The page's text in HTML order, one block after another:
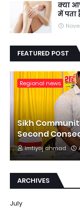
क्या
में पता
FEATURED POST
Regional news
Sikh
Second
imtiyaj ahmad
ARCHIVES
July